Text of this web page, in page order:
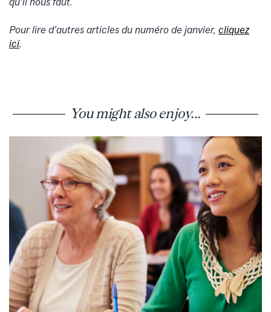
Pour lire d’autres articles du numéro de janvier, cliquez
ici.
You might also enjoy...